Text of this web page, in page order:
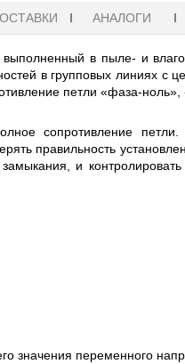
АНАЛОГИ
в пыле- и
в групповых линиях с
петли «фаза-
сопротивление
правильность
и контролировать
значения переменного